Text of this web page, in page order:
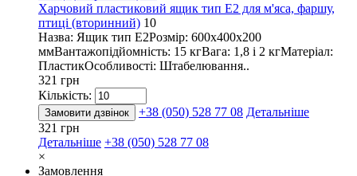
Харчовий пластиковий ящик тип E2 для м'яса, фаршу,
птиці (вторинний) 10
Назва: Ящик тип E2Розмір: 600х400х200
ммВантажопідйомність: 15 кгВага: 1,8 і 2 кгМатеріал:
ПластикОсобливості: Штабелювання..
321 грн
Кількість:
Замовити дзвінок +38 (050) 528 77 08 Детальніше
321 грн
Детальніше +38 (050) 528 77 08
×
Замовлення